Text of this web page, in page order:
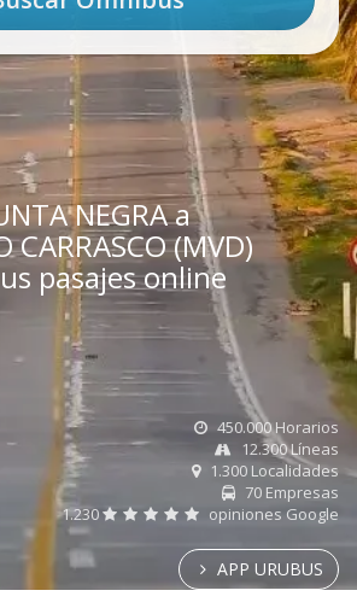
NEGRA a
CARRASCO (MVD)
pasajes online
450.000 Horarios
12.300 Líneas
1.300 Localidades
70 Empresas
1.230
opiniones Google
APP URUBUS